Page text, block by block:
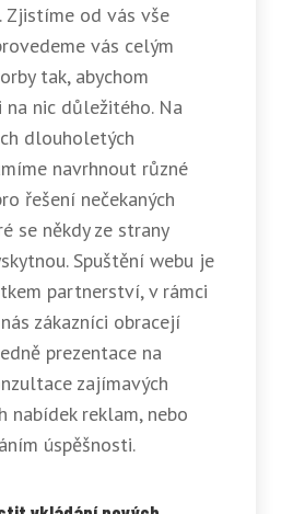
Zjistíme od vás vše
vás celým
tak, abychom
na nic důležitého. Na
dlouholetých
navrhnout různé
řešení nečekaných
se někdy ze strany
Spuštění webu je
partnerství, v rámci
zákazníci obracejí
prezentace na
zajímavých
nabídek reklam, nebo
úspěšnosti.